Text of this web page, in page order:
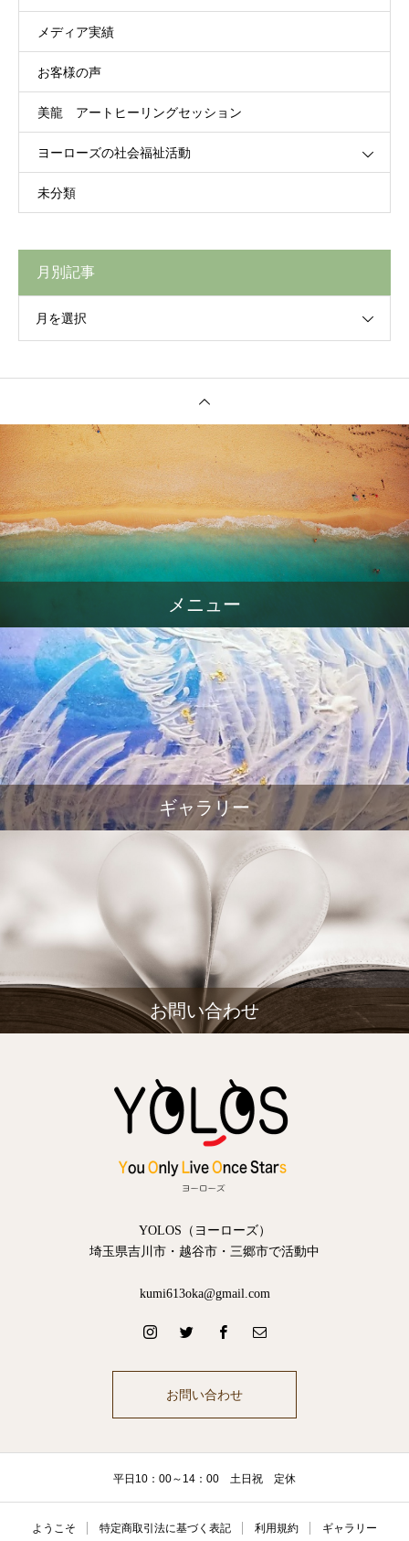
メディア実績
お客様の声
美龍 アートヒーリングセッション
ヨーローズの社会福祉活動
未分類
月別記事
月を選択
メニュー
ギャラリー
お問い合わせ
YOLOS（ヨーローズ）
埼玉県吉川市・越谷市・三郷市で活動中
kumi613oka@gmail.com
お問い合わせ
平日10：00～14：00 土日祝 定休
ようこそ 特定商取引法に基づく表記 利用規約 ギャラリー